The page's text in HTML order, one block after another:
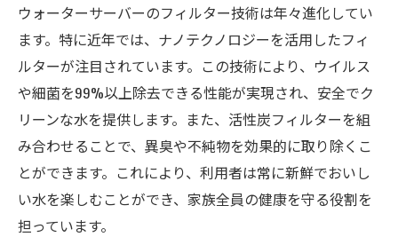
ウォーターサーバーで信頼できる水を確保
健康に配慮したウォーターサーバーの選び
方
細菌や有害物質を防ぐフィルターの仕組み
ミネラル豊富な水で美容効果アップ！ウォータ
ーサーバーの選び方
美容に役立つミネラルウォーターの特徴
ウォーターサーバーで手軽に美容をサポー
ウォーターサーバーのフィルター技術は年々進化してい
ます。特に近年では、ナノテクノロジーを活用したフィ
ルターが注目されています。この技術により、ウイルス
や細菌を99%以上除去できる性能が実現され、安全でク
リーンな水を提供します。また、活性炭フィルターを組
み合わせることで、異臭や不純物を効果的に取り除くこ
とができます。これにより、利用者は常に新鮮でおいし
い水を楽しむことができ、家族全員の健康を守る役割を
担っています。